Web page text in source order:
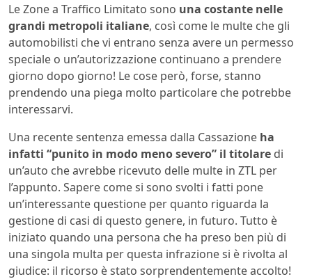
Le Zone a Traffico Limitato sono una costante nelle
grandi metropoli italiane, così come le multe che gli
automobilisti che vi entrano senza avere un permesso
speciale o un’autorizzazione continuano a prendere
giorno dopo giorno! Le cose però, forse, stanno
prendendo una piega molto particolare che potrebbe
interessarvi.
Una recente sentenza emessa dalla Cassazione ha
infatti “punito in modo meno severo” il titolare di
un’auto che avrebbe ricevuto delle multe in ZTL per
l’appunto. Sapere come si sono svolti i fatti pone
un’interessante questione per quanto riguarda la
gestione di casi di questo genere, in futuro. Tutto è
iniziato quando una persona che ha preso ben più di
una singola multa per questa infrazione si è rivolta al
giudice: il ricorso è stato sorprendentemente accolto!